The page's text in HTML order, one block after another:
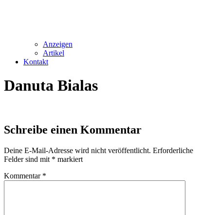
Anzeigen
Artikel
Kontakt
Danuta Bialas
Schreibe einen Kommentar
Deine E-Mail-Adresse wird nicht veröffentlicht. Erforderliche
Felder sind mit * markiert
Kommentar *